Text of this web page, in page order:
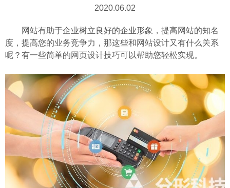
2020.06.02
网站有助于企业树立良好的企业形象，提高网站的知名
度，提高您的业务竞争力，那这些和网站设计又有什么关系
呢？有一些简单的网页设计技巧可以帮助您轻松实现。